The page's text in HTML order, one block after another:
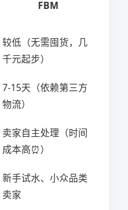
​FBM​
较低（无需囤货，几
千元起步）
7-15天（依赖第三方
物流）
卖家自主处理（时间
成本高⏰）
新手试水、小众品类
卖家